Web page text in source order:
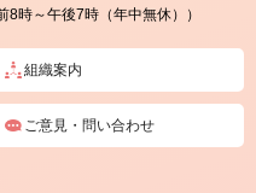
8時～午後7時（年中無休））
組織案内
ご意見・問い合わせ